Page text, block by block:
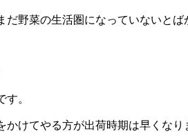
だ野菜の生活圏になっていないとば
す。
かけてやる方が出荷時期は早くなり